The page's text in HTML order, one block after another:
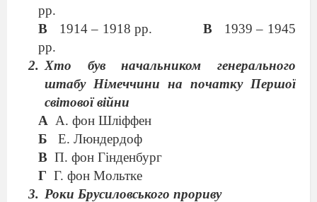
рр.
В
1914 – 1918 рр. В
1939 – 1945
рр.
Хто був начальником генерального
штабу Німеччини на початку Першої
світової війни
А А. фон Шліффен
Б
Е. Люндердоф
В П. фон Гінденбург
Г Г. фон Мольтке
Роки Брусиловського прориву